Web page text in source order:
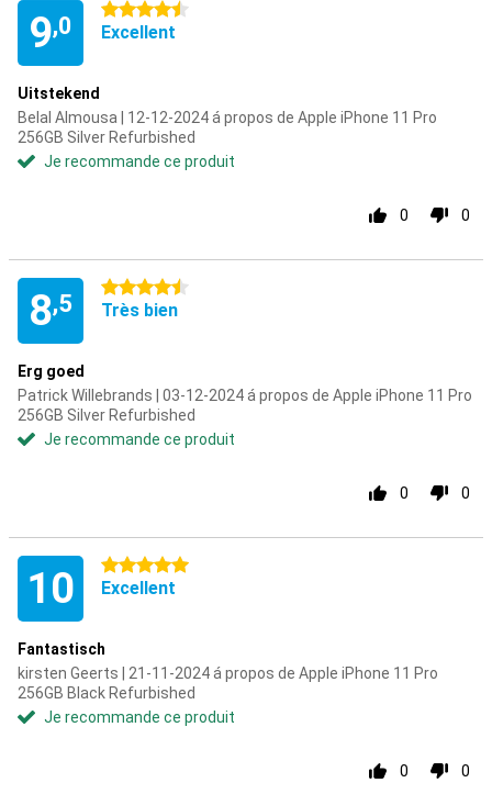
9,0
4.5 étoiles
Excellent
Uitstekend
Belal Almousa | 12-12-2024 á propos de Apple iPhone 11 Pro
256GB Silver Refurbished
Je recommande ce produit
0 0
8,5
4.5 étoiles
Très bien
Erg goed
Patrick Willebrands | 03-12-2024 á propos de Apple iPhone 11 Pro
256GB Silver Refurbished
Je recommande ce produit
0 0
10 5 étoiles
Excellent
Fantastisch
kirsten Geerts | 21-11-2024 á propos de Apple iPhone 11 Pro
256GB Black Refurbished
Je recommande ce produit
0 0